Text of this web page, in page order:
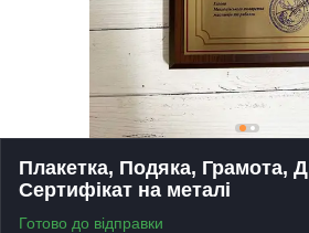
Плакетка, Подяка, Грамота,
Сертифікат на металі
Готово до відправки